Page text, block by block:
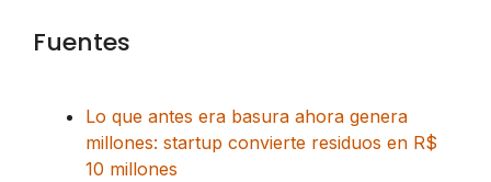
Fuentes
Lo que antes era basura ahora genera
millones: startup convierte residuos en R$
10 millones